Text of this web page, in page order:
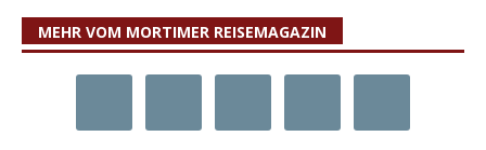
MEHR VOM MORTIMER REISEMAGAZIN